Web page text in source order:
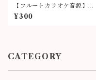
【フルートカラオケ音源】「T
okyo Boogie Night」
¥300
CATEGORY